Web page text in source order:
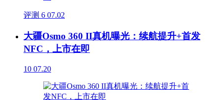
评测 6 07.02
大疆Osmo 360 II真机曝光：续航提升+首发
NFC，上市在即
10 07.20